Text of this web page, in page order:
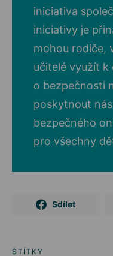
iniciativa
iniciativy je
mohou rodiče,
učitelé využít k
o bezpečnosti
poskytnout
bezpečného
pro všechny
Sdílet
ŠTÍTKY